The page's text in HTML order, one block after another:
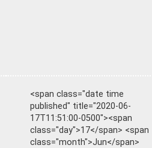
<span class="date time
published" title="2020-06-
17T11:51:00-0500"><span
class="day">17</span> <span
class="month">Jun</span>